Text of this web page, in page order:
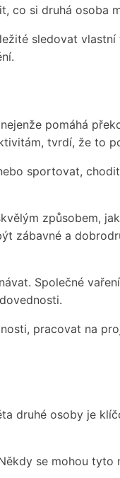
co si druhá osoba
sledovat
pomáhá
tvrdí, že to
sportovat,
způsobem,
zábavné a
Společné
pracovat na
druhé osoby je
se mohou